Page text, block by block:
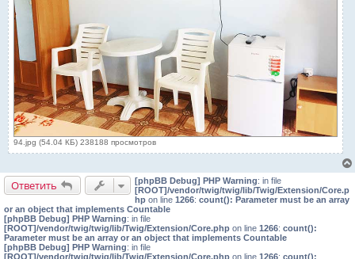
94.jpg (54.04 КБ) 238188 просмотров
Ответить [phpBB Debug] PHP Warning: in file
[ROOT]/vendor/twig/twig/lib/Twig/Extension/Core.p
hp on line 1266: count(): Parameter must be an array
or an object that implements Countable
[phpBB Debug] PHP Warning: in file
[ROOT]/vendor/twig/twig/lib/Twig/Extension/Core.php on line 1266: count():
Parameter must be an array or an object that implements Countable
[phpBB Debug] PHP Warning: in file
[ROOT]/vendor/twig/twig/lib/Twig/Extension/Core.php on line 1266: count():